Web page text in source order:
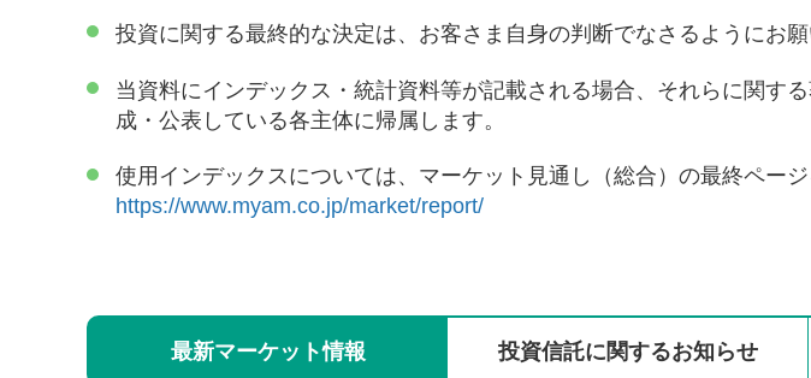
投資に関する最終的な決定は、お客さま自身の判断でなさるようにお願
当資料にインデックス・統計資料等が記載される場合、それらに関す
成・公表している各主体に帰属します。
使用インデックスについては、マーケット見通し（総合）の最終ページ
https://www.myam.co.jp/market/report/
最新マーケット情報 投資信託に関するお知らせ